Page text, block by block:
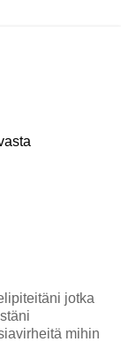
jotka
mihin